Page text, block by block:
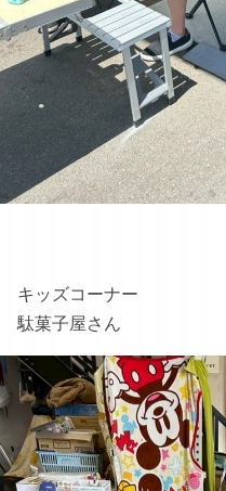
キッズコーナー
駄菓子屋さん